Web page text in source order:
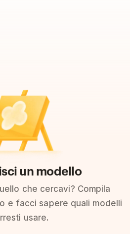
un modello
che cercavi? Compila
e facci sapere quali modelli
usare.